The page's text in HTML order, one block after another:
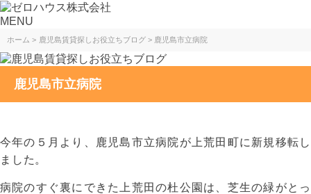
MENU
ホーム 鹿児島賃貸探しお役立ちブログ 鹿児島市立病院
鹿児島市立病院
今年の５月より、鹿児島市立病院が上荒田町に新規移転し
ました。
病院のすぐ裏にできた上荒田の杜公園は、芝生の緑がとっ